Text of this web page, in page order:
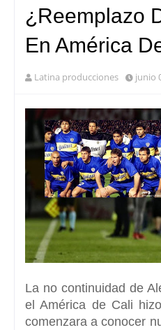
¿Reemplazo
En América
Latina producciones junio
La no continuidad de
el América de Cali
comenzara a conocer